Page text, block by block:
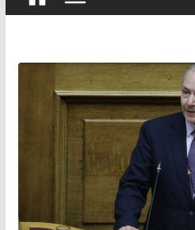
911 νέους
Τμήματα της
τους»
Στέφανος Γκίκας:
η τεχνητή
στεγαστική πίεση
των επόμενων
σύγχρονες και
απαντήσεις»